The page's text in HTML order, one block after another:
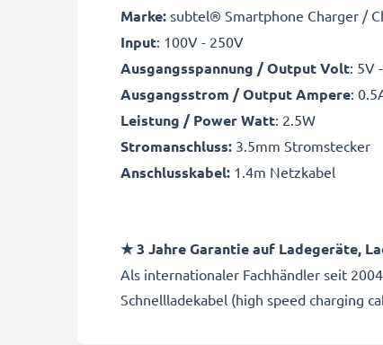
Marke: subtel® Smartphone Charger /
Input: 100V - 250V
Ausgangsspannung / Output Volt: 5V
Ausgangsstrom / Output Ampere:
Leistung / Power Watt: 2.5W
Stromanschluss: 3.5mm Stromstecker
Anschlusskabel: 1.4m Netzkabel
★ 3 Jahre Garantie auf Ladegeräte,
Als internationaler Fachhändler seit
Schnellladekabel (high speed charging